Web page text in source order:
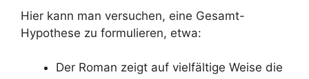
Hier kann man versuchen, eine Gesamt-
Hypothese zu formulieren, etwa:
Der Roman zeigt auf vielfältige Weise die